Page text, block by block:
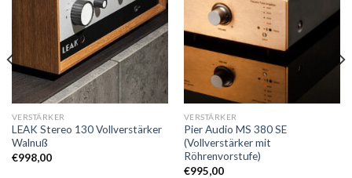
VERSTÄRKER
LEAK Stereo 130 Vollverstärker
Walnuß
€998,00
VERSTÄRKER
Pier Audio MS 380 SE
(Vollverstärker mit
Röhrenvorstufe)
€995,00